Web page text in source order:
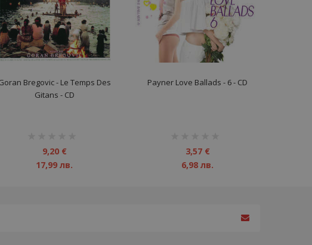
Bregovic ‎- Le Temps Des
Gitans - CD
9,20 €
17,99 лв.
Payner Love Ballads - 6 - CD
3,57 €
6,98 лв.